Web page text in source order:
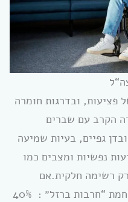
פציעות, ובדרגות חומרה
הקרב עם שברים
גפיים, בעיות שמיעה
נפשיות ומצבים כמו
רק רשימה חלקית.אם
נסתכל על נתונים עכשויים ממלחמת “חרבות ברזל״ : 40%